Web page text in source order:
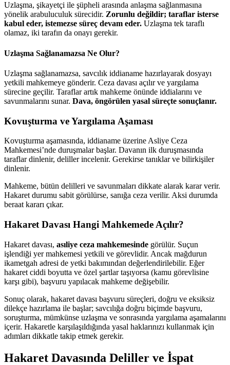
Uzlaşma, şikayetçi ile şüpheli arasında anlaşma sağlanmasına
yönelik arabuluculuk sürecidir. Zorunlu değildir; taraflar isterse
kabul eder, istemezse süreç devam eder. Uzlaşma tek taraflı
olamaz, iki tarafın da onayı gerekir.
Uzlaşma Sağlanamazsa Ne Olur?
Uzlaşma sağlanamazsa, savcılık iddianame hazırlayarak dosyayı
yetkili mahkemeye gönderir. Ceza davası açılır ve yargılama
sürecine geçilir. Taraflar artık mahkeme önünde iddialarını ve
savunmalarını sunar. Dava, öngörülen yasal süreçte sonuçlanır.
Kovuşturma ve Yargılama Aşaması
Kovuşturma aşamasında, iddianame üzerine Asliye Ceza
Mahkemesi’nde duruşmalar başlar. Davanın ilk duruşmasında
taraflar dinlenir, deliller incelenir. Gerekirse tanıklar ve bilirkişiler
dinlenir.
Mahkeme, bütün delilleri ve savunmaları dikkate alarak karar verir.
Hakaret durumu sabit görülürse, sanığa ceza verilir. Aksi durumda
beraat kararı çıkar.
Hakaret Davası Hangi Mahkemede Açılır?
Hakaret davası, asıliye ceza mahkemesinde görülür. Suçun
işlendiği yer mahkemesi yetkili ve görevlidir. Ancak mağdurun
ikametgah adresi de yetki bakımından değerlendirilebilir. Eğer
hakaret ciddi boyutta ve özel şartlar taşıyorsa (kamu görevlisine
karşı gibi), başvuru yapılacak mahkeme değişebilir.
Sonuç olarak, hakaret davası başvuru süreçleri, doğru ve eksiksiz
dilekçe hazırlama ile başlar; savcılığa doğru biçimde başvuru,
soruşturma, mümkünse uzlaşma ve sonrasında yargılama aşamalarını
içerir. Hakaretle karşılaşıldığında yasal haklarınızı kullanmak için
adımları dikkatle takip etmek gerekir.
Hakaret Davasında Deliller ve İspat